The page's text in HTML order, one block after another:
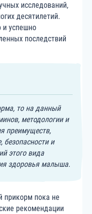
исследований,
десятилетий.
и успешно
последствий
то на данный
методологии и
преимуществ,
безопасности и
этого вида
здоровья малыша.
прикорм пока не
рекомендации